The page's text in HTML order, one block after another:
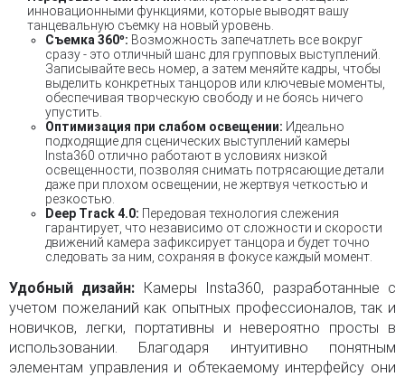
инновационными функциями, которые выводят вашу
танцевальную съемку на новый уровень.
Съемка 360º: Возможность запечатлеть все вокруг
сразу - это отличный шанс для групповых выступлений.
Записывайте весь номер, а затем меняйте кадры, чтобы
выделить конкретных танцоров или ключевые моменты,
обеспечивая творческую свободу и не боясь ничего
упустить.
Оптимизация при слабом освещении: Идеально
подходящие для сценических выступлений камеры
Insta360 отлично работают в условиях низкой
освещенности, позволяя снимать потрясающие детали
даже при плохом освещении, не жертвуя четкостью и
резкостью.
Deep Track 4.0: Передовая технология слежения
гарантирует, что независимо от сложности и скорости
движений камера зафиксирует танцора и будет точно
следовать за ним, сохраняя в фокусе каждый момент.
Удобный дизайн: Камеры Insta360, разработанные с
учетом пожеланий как опытных профессионалов, так и
новичков, легки, портативны и невероятно просты в
использовании. Благодаря интуитивно понятным
элементам управления и обтекаемому интерфейсу они